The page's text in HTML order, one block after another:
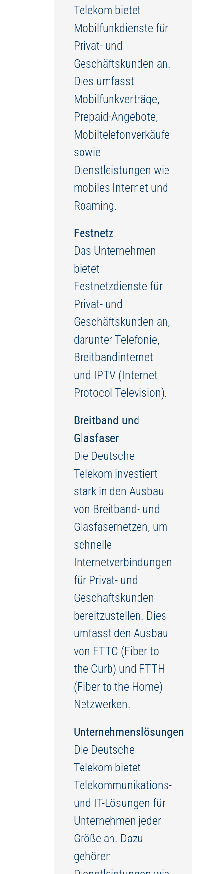
Telekom bietet
Mobilfunkdienste für
Privat- und
Geschäftskunden an.
Dies umfasst
Mobilfunkverträge,
Prepaid-Angebote,
Mobiltelefonverkäufe
sowie
Dienstleistungen wie
mobiles Internet und
Roaming.
Festnetz
Das Unternehmen
bietet
Festnetzdienste für
Privat- und
Geschäftskunden an,
darunter Telefonie,
Breitbandinternet
und IPTV (Internet
Protocol Television).
Breitband und
Glasfaser
Die Deutsche
Telekom investiert
stark in den Ausbau
von Breitband- und
Glasfasernetzen, um
schnelle
Internetverbindungen
für Privat- und
Geschäftskunden
bereitzustellen. Dies
umfasst den Ausbau
von FTTC (Fiber to
the Curb) und FTTH
(Fiber to the Home)
Netzwerken.
Unternehmenslösungen
Die Deutsche
Telekom bietet
Telekommunikations-
und IT-Lösungen für
Unternehmen jeder
Größe an. Dazu
gehören